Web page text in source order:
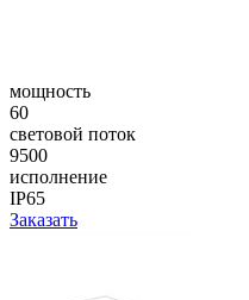
мощность
60
световой поток
9500
исполнение
IP65
Заказать